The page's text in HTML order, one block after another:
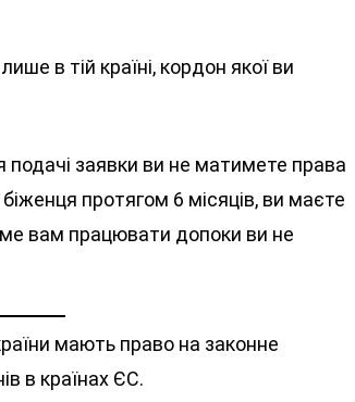
в тій країні, кордон якої ви
заявки ви не матимете права
протягом 6 місяців, ви маєте
вам працювати допоки ви не
мають право на законне
в країнах ЄС.